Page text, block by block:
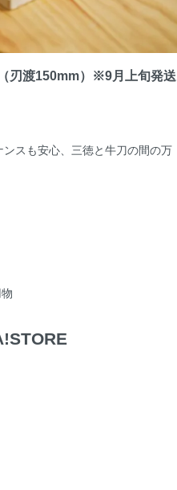
刃渡150mm）※9月上旬発送
スも安心、三徳と牛刀の間の万